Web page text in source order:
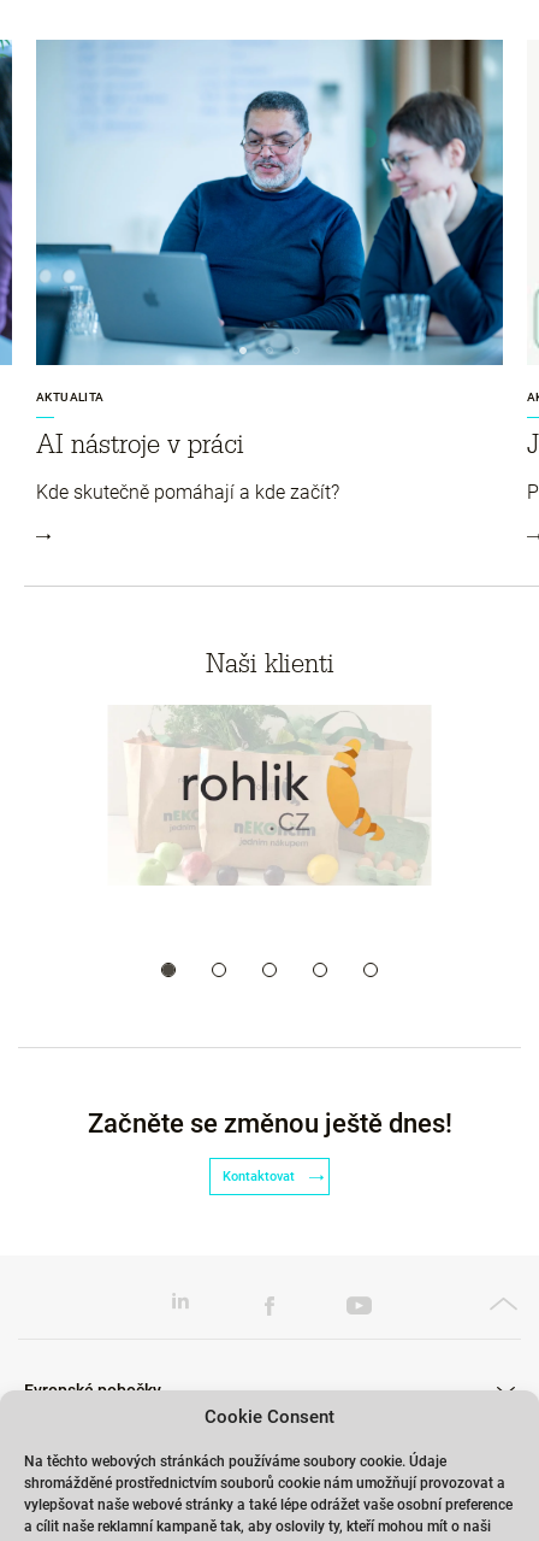
Cookie Consent
Na těchto webových stránkách používáme soubory cookie. Údaje
shromážděné prostřednictvím souborů cookie nám umožňují provozovat a
vylepšovat naše webové stránky a také lépe odrážet vaše osobní preference
a cílit naše reklamní kampaně tak, aby oslovily ty, kteří mohou mít o naši
AKTUALITA
AI nástroje v práci
Kde skutečně pomáhají a kde začít?
Naši klienti
Začněte se změnou ještě dnes!
Kontaktovat
Evropské pobočky
Školení